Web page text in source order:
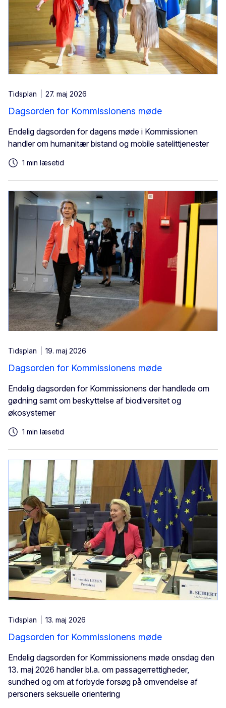
Tidsplan 27. maj 2026
Dagsorden for Kommissionens møde
Endelig dagsorden for dagens møde i Kommissionen
handler om humanitær bistand og mobile satelittjenester
1 min læsetid
Tidsplan 19. maj 2026
Dagsorden for Kommissionens møde
Endelig dagsorden for Kommissionens der handlede om
gødning samt om beskyttelse af biodiversitet og
økosystemer
1 min læsetid
Tidsplan 13. maj 2026
Dagsorden for Kommissionens møde
Endelig dagsorden for Kommissionens møde onsdag den
13. maj 2026 handler bl.a. om passagerrettigheder,
sundhed og om at forbyde forsøg på omvendelse af
personers seksuelle orientering